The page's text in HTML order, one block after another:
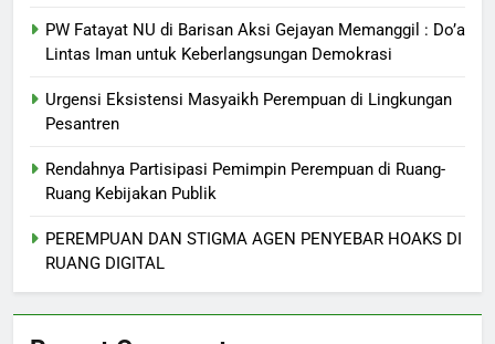
PW Fatayat NU di Barisan Aksi Gejayan Memanggil : Do’a
Lintas Iman untuk Keberlangsungan Demokrasi
Urgensi Eksistensi Masyaikh Perempuan di Lingkungan
Pesantren
Rendahnya Partisipasi Pemimpin Perempuan di Ruang-
Ruang Kebijakan Publik
PEREMPUAN DAN STIGMA AGEN PENYEBAR HOAKS DI
RUANG DIGITAL